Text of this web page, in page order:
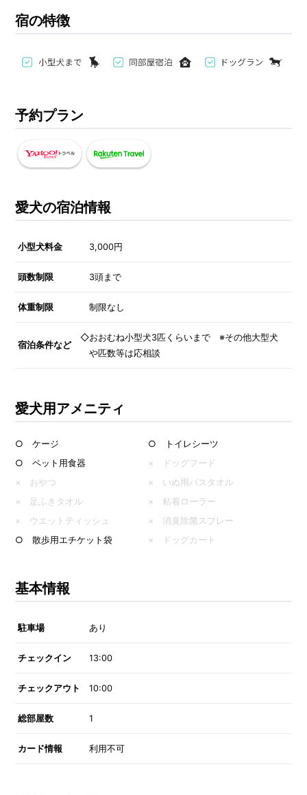
宿の特徴
予約プラン
愛犬の宿泊情報
小型犬料金 3,000円
頭数制限 3頭まで
体重制限 制限なし
宿泊条件など
◇おおむね小型犬3匹くらいまで ※その他大型犬
や匹数等は応相談
愛犬用アメニティ
○ ケージ
○ トイレシーツ
○ ペット用食器
× ドッグフード
× おやつ
× いぬ用バスタオル
× 足ふきタオル
× 粘着ローラー
× ウエットティッシュ
× 消臭除菌スプレー
○ 散歩用エチケット袋
× ドッグカート
基本情報
駐車場 あり
チェックイン 13:00
チェックアウト 10:00
総部屋数 1
カード情報 利用不可